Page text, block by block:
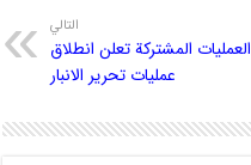
التالي
العمليات المشتركة تعلن انطلاق
عمليات تحرير الانبار